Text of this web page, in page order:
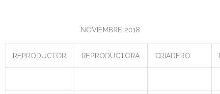
NOVIEMBRE 2018
REPRODUCTOR REPRODUCTORA CRIADERO